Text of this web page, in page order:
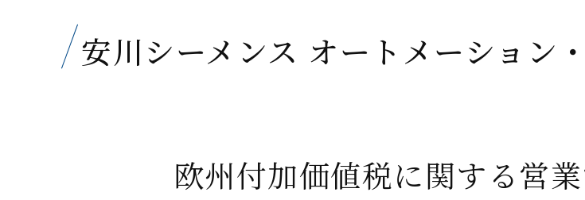
安川シーメンス オートメーション
欧州付加価値税に関する営